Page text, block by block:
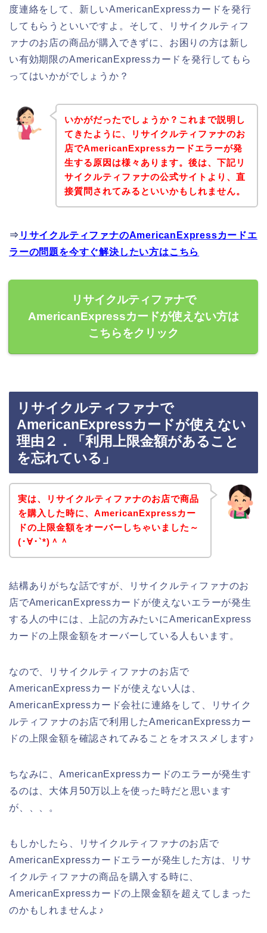
度連絡をして、新しいAmericanExpressカードを発行
してもらうといいですよ。そして、リサイクルティフ
ァナのお店の商品が購入できずに、お困りの方は新し
い有効期限のAmericanExpressカードを発行してもら
ってはいかがでしょうか？
いかがだったでしょうか？これまで説明し
てきたように、リサイクルティファナのお
店でAmericanExpressカードエラーが発
生する原因は様々あります。後は、下記リ
サイクルティファナの公式サイトより、直
接質問されてみるといいかもしれません。
⇒ リサイクルティファナのAmericanExpressカードエ
ラーの問題を今すぐ解決したい方はこちら
リサイクルティファナで
AmericanExpressカードが使えない方は
こちらをクリック
リサイクルティファナで
AmericanExpressカードが使えない
理由２．「利用上限金額があること
を忘れている」
実は、リサイクルティファナのお店で商品
を購入した時に、AmericanExpressカー
ドの上限金額をオーバーしちゃいました～
(･∀･`*)＾＾
結構ありがちな話ですが、リサイクルティファナのお
店でAmericanExpressカードが使えないエラーが発生
する人の中には、上記の方みたいにAmericanExpress
カードの上限金額をオーバーしている人もいます。
なので、リサイクルティファナのお店で
AmericanExpressカードが使えない人は、
AmericanExpressカード会社に連絡をして、リサイク
ルティファナのお店で利用したAmericanExpressカー
ドの上限金額を確認されてみることをオススメします♪
ちなみに、AmericanExpressカードのエラーが発生す
るのは、大体月50万以上を使った時だと思います
が、、、。
もしかしたら、リサイクルティファナのお店で
AmericanExpressカードエラーが発生した方は、リサ
イクルティファナの商品を購入する時に、
AmericanExpressカードの上限金額を超えてしまった
のかもしれませんよ♪